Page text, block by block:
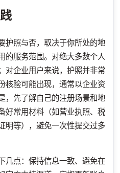
护照与否，取决于你所处的地
的服务范围。对绝大多数个人
对企业用户来说，护照并非常
核验可能出现，通常以企业资
，先了解自己的注册场景和地
好常用材料（如营业执照、税
明等），避免一次性提交过多
几点：保持信息一致、避免在